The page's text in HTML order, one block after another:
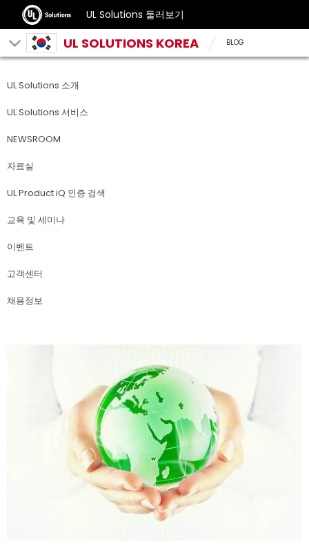
UL Solutions 둘러보기
UL SOLUTIONS KOREA BLOG
UL Solutions 소개
UL Solutions 서비스
NEWSROOM
자료실
UL Product iQ 인증 검색
교육 및 세미나
이벤트
고객센터
채용정보